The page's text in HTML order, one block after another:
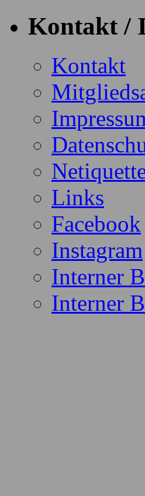
Kontakt /
Kontakt
Links
Facebook
Instagram
Interner
Interner